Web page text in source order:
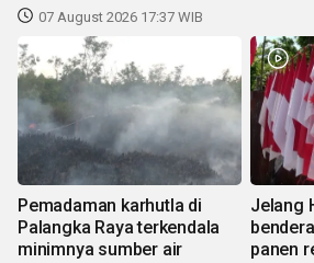
07 August 2026 17:37 WIB
Pemadaman karhutla di
Palangka Raya terkendala
minimnya sumber air
Jelang
panen